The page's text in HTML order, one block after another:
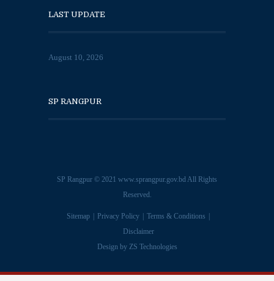
LAST UPDATE
August 10, 2026
SP RANGPUR
SP Rangpur © 2021 www.sprangpur.gov.bd All Rights
Reserved.
Sitemap Privacy Policy
Terms & Conditions
Disclaimer
Design by ZS Technologies